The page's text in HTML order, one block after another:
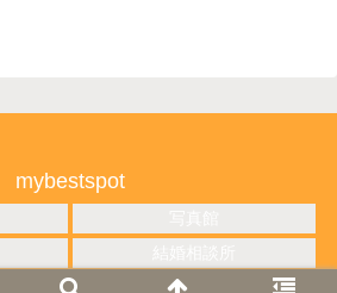
mybestspot